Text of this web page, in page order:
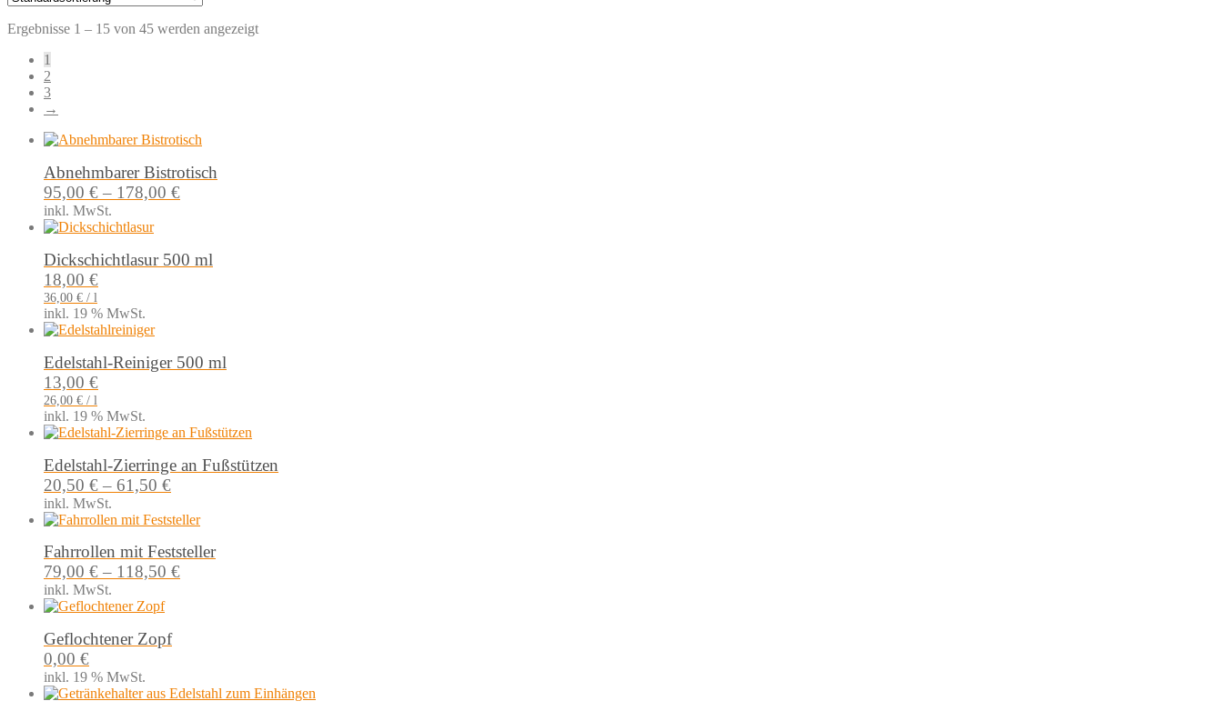
Ergebnisse 1 – 15 von 45 werden angezeigt
1
2
3
→
Abnehmbarer Bistrotisch
95,00 € – 178,00 €
inkl. MwSt.
Dickschichtlasur 500 ml
18,00 €
36,00 € / l
inkl. 19 % MwSt.
Edelstahl-Reiniger 500 ml
13,00 €
26,00 € / l
inkl. 19 % MwSt.
Edelstahl-Zierringe an Fußstützen
20,50 € – 61,50 €
inkl. MwSt.
Fahrrollen mit Feststeller
79,00 € – 118,50 €
inkl. MwSt.
Geflochtener Zopf
0,00 €
inkl. 19 % MwSt.